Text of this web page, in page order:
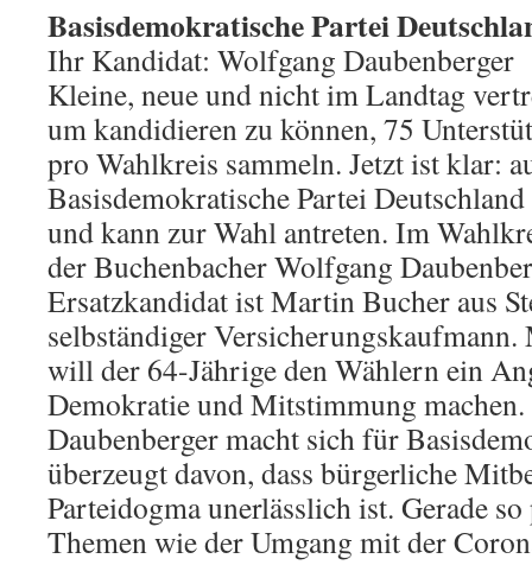
Basisdemokratische Partei
Ihr Kandidat: Wolfgang Daubenberger
Kleine, neue und nicht im Landtag
um kandidieren zu können, 75
pro Wahlkreis sammeln. Jetzt ist klar:
Basisdemokratische Partei
und kann zur Wahl antreten. Im
der Buchenbacher Wolfgang
Ersatzkandidat ist Martin Bucher aus
selbständiger
will der 64-Jährige den Wählern ein
Demokratie und Mitstimmung machen.
Daubenberger macht sich für
überzeugt davon, dass bürgerliche
Parteidogma unerlässlich ist. Gerade
Themen wie der Umgang mit der